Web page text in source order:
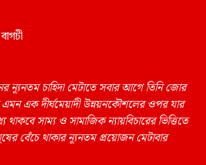
ন্যূনতম চাহিদা মেটাতে সবার আগে তিনি জোর
এমন এক দীর্ঘমেয়াদী উন্নয়নকৌশলের ওপর যার
থাকবে সাম্য ও সামাজিক ন্যায়বিচারের ভিত্তিতে
বেঁচে থাকার ন্যূনতম প্রয়োজন মেটাবার